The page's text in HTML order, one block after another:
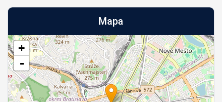
Mapa
+
-